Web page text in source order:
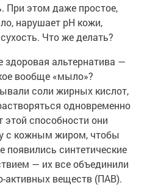
При этом даже простое,
нарушает pH кожи,
Что же делать?
здоровая альтернатива —
вообще «мыло»?
соли жирных кислот,
одновременно
этой способности они
с кожным жиром, чтобы
синтетические
— их все объединили
активных веществ (ПАВ).